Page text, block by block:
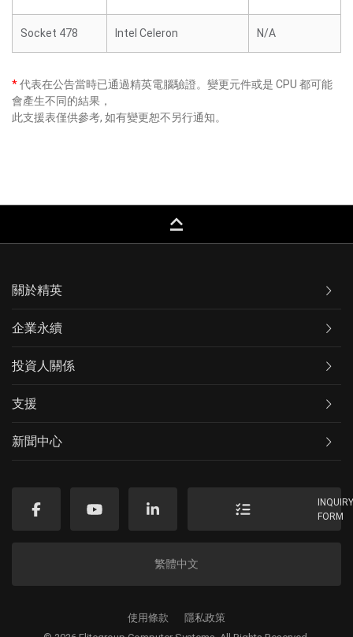
Socket 478 Intel Celeron N/A
*代表在公告當時已通過精英電腦驗證。變更元件或是 CPU 都可能
會產生不同的結果，
此支援表僅供參考, 如有變更恕不另行通知。
keyboard_capslock
關於精英
企業永續
投資人關係
支援
新聞中心
FORM
繁體中文
使用條款 隱私政策